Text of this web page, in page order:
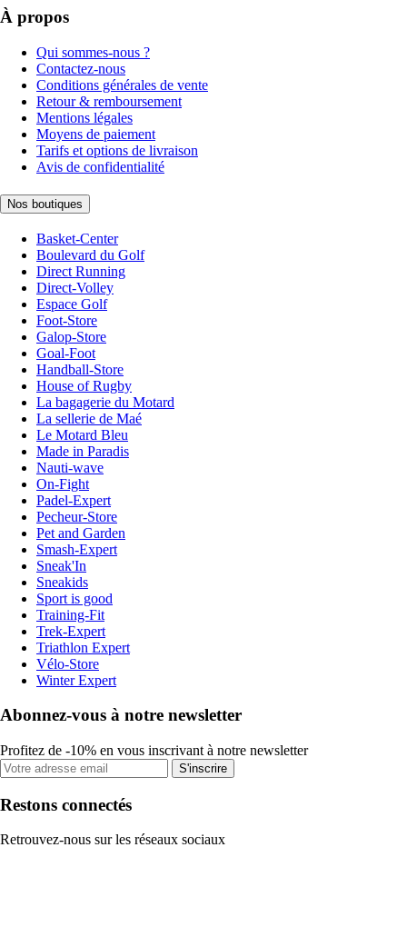
À propos
Qui sommes-nous ?
Contactez-nous
Conditions générales de vente
Retour & remboursement
Mentions légales
Moyens de paiement
Tarifs et options de livraison
Avis de confidentialité
Nos boutiques
Basket-Center
Boulevard du Golf
Direct Running
Direct-Volley
Espace Golf
Foot-Store
Galop-Store
Goal-Foot
Handball-Store
House of Rugby
La bagagerie du Motard
La sellerie de Maé
Le Motard Bleu
Made in Paradis
Nauti-wave
On-Fight
Padel-Expert
Pecheur-Store
Pet and Garden
Smash-Expert
Sneak'In
Sneakids
Sport is good
Training-Fit
Trek-Expert
Triathlon Expert
Vélo-Store
Winter Expert
Abonnez-vous à notre newsletter
Profitez de -10% en vous inscrivant à notre newsletter
S'inscrire
Restons connectés
Retrouvez-nous sur les réseaux sociaux